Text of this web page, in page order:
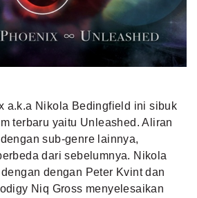
a.k.a Nikola Bedingfield ini sibuk
terbaru yaitu Unleashed. Aliran
sub-genre lainnya,
dari sebelumnya. Nikola
dengan Peter Kvint dan
Niq Gross menyelesaikan